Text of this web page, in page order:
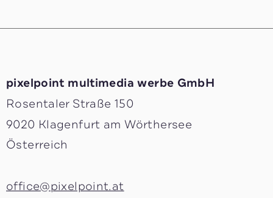
pixelpoint multimedia ­werbe GmbH
Rosentaler Straße 150
9020 Klagenfurt am Wörthersee
Österreich
office@pixelpoint.at